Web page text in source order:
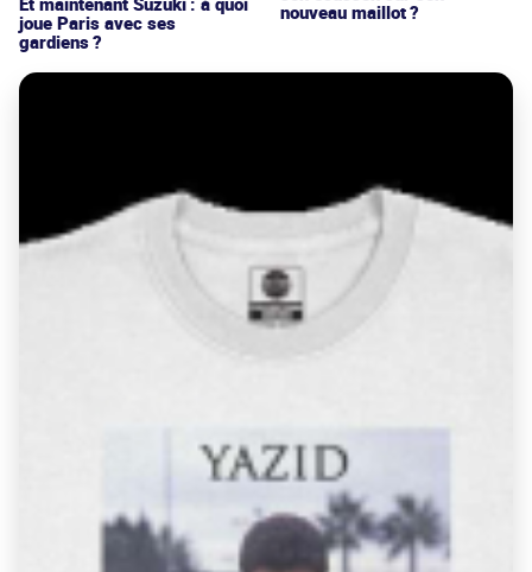
joue Paris avec ses
gardiens ?
nouveau maillot ?